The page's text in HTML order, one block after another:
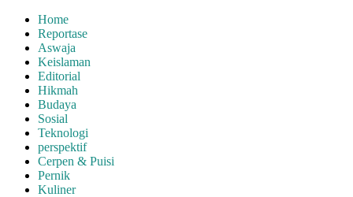
Home
Reportase
Aswaja
Keislaman
Editorial
Hikmah
Budaya
Sosial
Teknologi
perspektif
Cerpen & Puisi
Pernik
Kuliner